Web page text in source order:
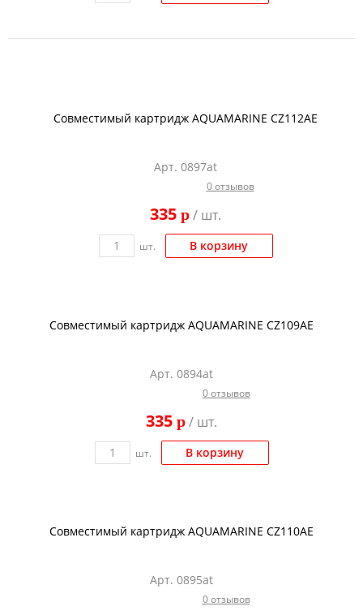
Совместимый картридж AQUAMARINE CZ112AE
Арт. 0897at
0 отзывов
335 p/ шт.
шт. В корзину
Совместимый картридж AQUAMARINE CZ109AE
Арт. 0894at
0 отзывов
335 p/ шт.
шт. В корзину
Совместимый картридж AQUAMARINE CZ110AE
Арт. 0895at
0 отзывов